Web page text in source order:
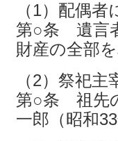
（1）配偶
第○条 遺言
財産の全部
（2）祭祀
第○条 祖先
一郎（昭和